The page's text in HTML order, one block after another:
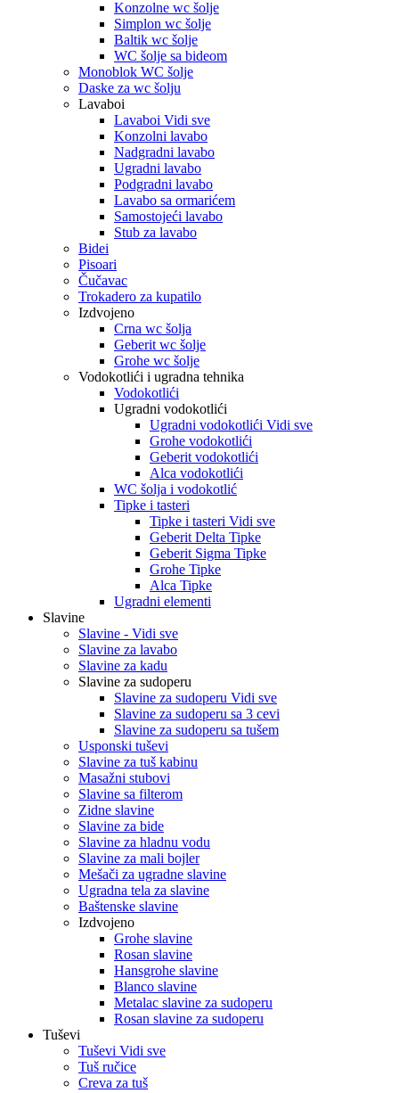
Konzolne wc šolje
Simplon wc šolje
Baltik wc šolje
WC šolje sa bideom
Monoblok WC šolje
Daske za wc šolju
Lavaboi
Lavaboi Vidi sve
Konzolni lavabo
Nadgradni lavabo
Ugradni lavabo
Podgradni lavabo
Lavabo sa ormarićem
Samostojeći lavabo
Stub za lavabo
Bidei
Pisoari
Čučavac
Trokadero za kupatilo
Izdvojeno
Crna wc šolja
Geberit wc šolje
Grohe wc šolje
Vodokotlići i ugradna tehnika
Vodokotlići
Ugradni vodokotlići
Ugradni vodokotlići Vidi sve
Grohe vodokotlići
Geberit vodokotlići
Alca vodokotlići
WC šolja i vodokotlić
Tipke i tasteri
Tipke i tasteri Vidi sve
Geberit Delta Tipke
Geberit Sigma Tipke
Grohe Tipke
Alca Tipke
Ugradni elementi
Slavine
Slavine - Vidi sve
Slavine za lavabo
Slavine za kadu
Slavine za sudoperu
Slavine za sudoperu Vidi sve
Slavine za sudoperu sa 3 cevi
Slavine za sudoperu sa tušem
Usponski tuševi
Slavine za tuš kabinu
Masažni stubovi
Slavine sa filterom
Zidne slavine
Slavine za bide
Slavine za hladnu vodu
Slavine za mali bojler
Mešači za ugradne slavine
Ugradna tela za slavine
Baštenske slavine
Izdvojeno
Grohe slavine
Rosan slavine
Hansgrohe slavine
Blanco slavine
Metalac slavine za sudoperu
Rosan slavine za sudoperu
Tuševi
Tuševi Vidi sve
Tuš ručice
Creva za tuš